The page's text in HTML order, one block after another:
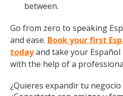
between.
Go from zero to speaking
and ease. Book your first
todayand take your
with the help of a
¿Quieres expandir tu